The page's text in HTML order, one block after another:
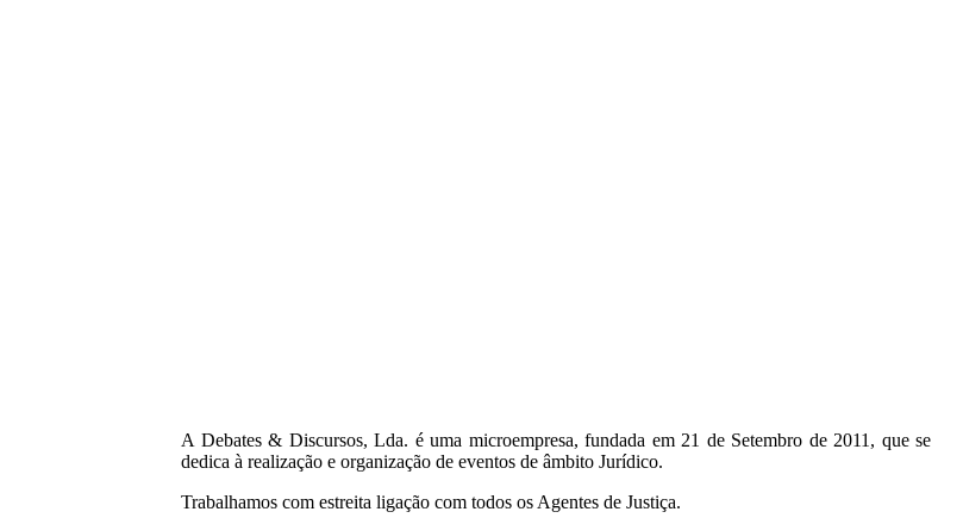
A Debates & Discursos, Lda. é uma microempresa, fundada em 21 de Setembro de 2011, que se
dedica à realização e organização de eventos de âmbito Jurídico.
Trabalhamos com estreita ligação com todos os Agentes de Justiça.